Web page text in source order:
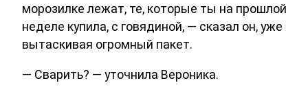
морозилке лежат, те, которые ты на прошлой
неделе купила, с говядиной, — сказал он, уже
вытаскивая огромный пакет.
— Сварить? — уточнила Вероника.